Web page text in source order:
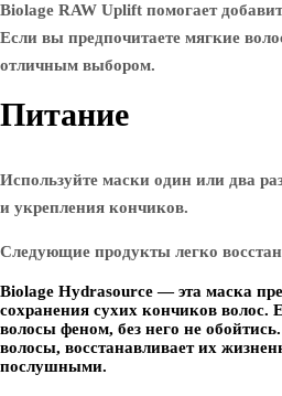
Biolage RAW Uplift помогает
Если вы предпочитаете мягкие
отличным выбором.
Питание
Используйте маски один или два
и укрепления кончиков.
Следующие продукты легко
Biolage Hydrasource — эта маска
сохранения сухих кончиков волос.
волосы феном, без него не
волосы, восстанавливает их
послушными.